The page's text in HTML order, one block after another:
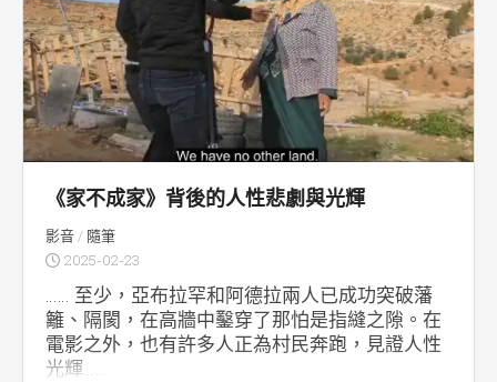
《家不成家》背後的人性悲劇與光輝
影音/ 隨筆
2025-02-23
…… 至少，亞布拉罕和阿德拉兩人已成功突破藩
籬、隔閡，在高牆中鑿穿了那怕是指縫之隙。在
電影之外，也有許多人正為村民奔跑，見證人性
光輝……